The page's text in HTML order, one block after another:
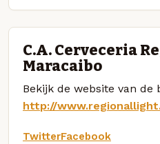
C.A. Cerveceria
Maracaibo
Bekijk de website van de
http://
TwitterFacebook